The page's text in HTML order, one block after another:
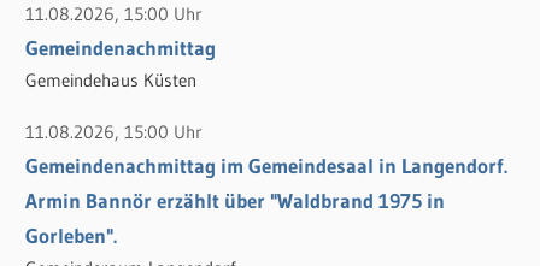
c
h
:
11.08.2026, 15:00 Uhr
Gemeindenachmittag
Gemeindehaus Küsten
11.08.2026, 15:00 Uhr
Gemeindenachmittag im Gemeindesaal in Langendorf.
Armin Bannör erzählt über "Waldbrand 1975 in
Gorleben".